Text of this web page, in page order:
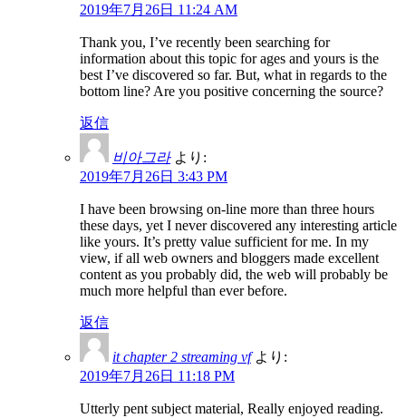
2019年7月26日 11:24 AM
Thank you, I’ve recently been searching for
information about this topic for ages and yours is the
best I’ve discovered so far. But, what in regards to the
bottom line? Are you positive concerning the source?
返信
비아그라 より:
2019年7月26日 3:43 PM
I have been browsing on-line more than three hours
these days, yet I never discovered any interesting article
like yours. It’s pretty value sufficient for me. In my
view, if all web owners and bloggers made excellent
content as you probably did, the web will probably be
much more helpful than ever before.
返信
it chapter 2 streaming vf より:
2019年7月26日 11:18 PM
Utterly pent subject material, Really enjoyed reading.